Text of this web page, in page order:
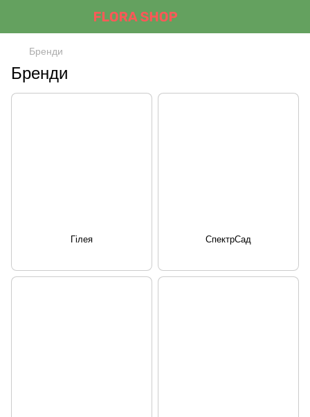
Бренди
Бренди
Гілея СпектрСад